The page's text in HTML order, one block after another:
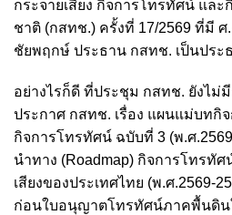
กระจายเสียง กิจการโทรทัศน์ แล
ชาติ (กสทช.) ครั้งที่ 17/2569 ที่มี
ชัยพฤกษ์ ประธาน กสทช. เป็นประ
อย่างไรก็ดี ที่ประชุม กสทช. ยังไม่
ประกาศ กสทช. เรื่อง แผนแม่บทกิจ
กิจการโทรทัศน์ ฉบับที่ 3 (พ.ศ
นำทาง (Roadmap) กิจการโทรทั
เสียงของประเทศไทย (พ.ศ.2569-
ก่อนใบอนุญาตโทรทัศน์ภาคพื้นดิน